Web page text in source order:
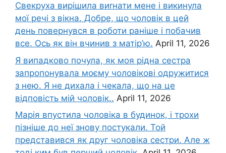
Свекруха вирішила виrнати мене і викинула
мої речі з вікна. Добре, що чоловік в цей
день повернувся в роботи раніше і побачив
все. Ось як він вчинив з матір’ю. April 11, 2026
Я випадково почула, як моя рідна сестра
запропонувала моєму чоловікові одружитися
з нею. Я не дихала і чекала, що на це
відповість мій чоловік.. April 11, 2026
Марія впустила чоловіка в будинок, і трохи
пізніше до неї знову постукали. Той
представився як друг чоловіка сестри. Але ж